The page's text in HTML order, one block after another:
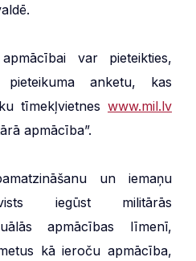
var pieteikties,
pieteikuma anketu, kas
tīmekļvietnes www.mil.lv
apmācība”.
un iemaņu
iegūst militārās
apmācības līmenī,
kā ieroču apmācība,